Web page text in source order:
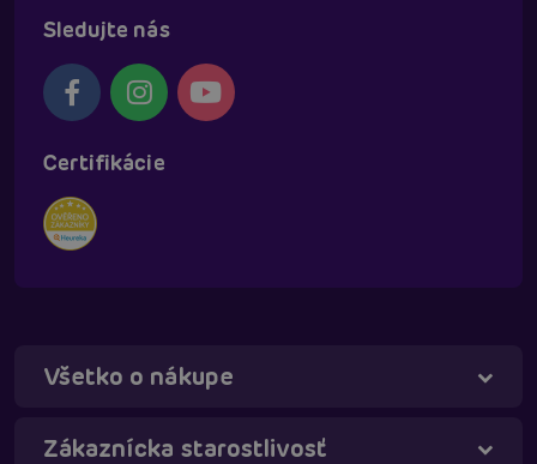
Sledujte nás
Certifikácie
Všetko o nákupe
Zákaznícka starostlivosť
Táňa - virtuálna asistentka